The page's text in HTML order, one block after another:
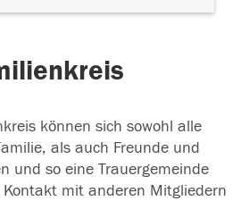
können sich sowohl alle
als auch Freunde und
und so eine Trauergemeinde
mit anderen Mitgliedern